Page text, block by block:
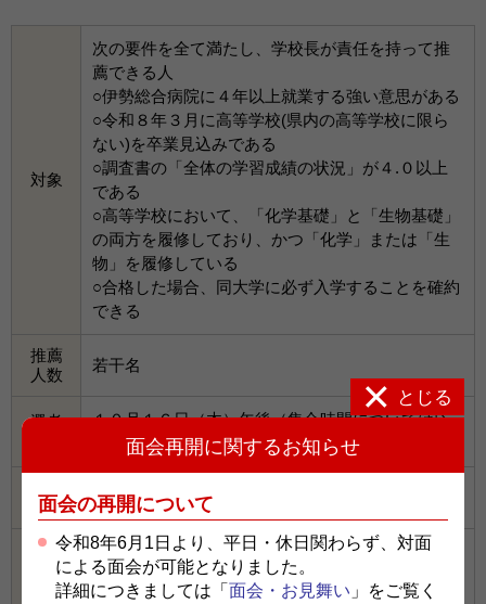
面会再開に関するお知らせ
とじる
面会の再開について
令和8年6月1日より、平日・休日関わらず、対面
による面会が可能となりました。
詳細につきましては「 面会・お見舞い 」をご覧く
対象
次の要件を全て満たし、学校長が責任を持って推
薦できる人
○伊勢総合病院に４年以上就業する強い意思がある
○令和８年３月に高等学校(県内の高等学校に限ら
ない)を卒業見込みである
○調査書の「全体の学習成績の状況」が４.０以上
である
○高等学校において、「化学基礎」と「生物基礎」
の両方を履修しており、かつ「化学」または「生
物」を履修している
○合格した場合、同大学に必ず入学することを確約
できる
推薦
人数
若干名
選考
１０月１６日（木）午後（集合時間については応
募者に後日連絡します）
方法
面接・提出作文
１０月３日(金)までに、学校長による伊勢市長宛の
推薦依頼書・学校所定の調査書・受験者本人の志
望動機の作文(８００字程度)・返信用封筒２通（長